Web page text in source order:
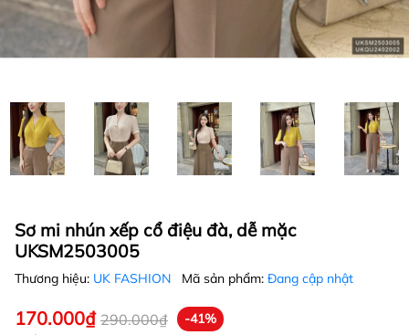
Sơ mi nhún xếp cổ điệu đà, dễ mặc
UKSM2503005
Thương hiệu: UK FASHION Mã sản phẩm: Đang cập nhật
170.000₫ 290.000₫
-41%